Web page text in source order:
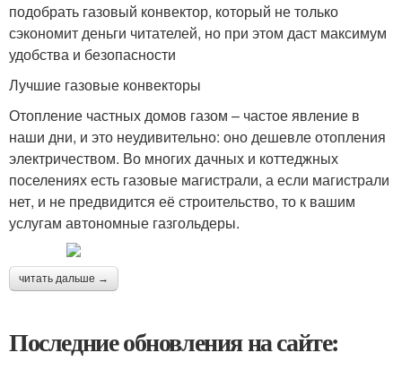
подобрать газовый конвектор, который не только
сэкономит деньги читателей, но при этом даст максимум
удобства и безопасности
Лучшие газовые конвекторы
Отопление частных домов газом – частое явление в
наши дни, и это неудивительно: оно дешевле отопления
электричеством. Во многих дачных и коттеджных
поселениях есть газовые магистрали, а если магистрали
нет, и не предвидится её строительство, то к вашим
услугам автономные газгольдеры.
читать дальше →
Последние обновления на сайте: